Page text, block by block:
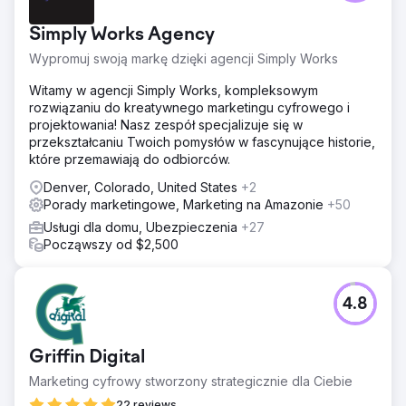
Simply Works Agency
Wypromuj swoją markę dzięki agencji Simply Works
Witamy w agencji Simply Works, kompleksowym
rozwiązaniu do kreatywnego marketingu cyfrowego i
projektowania! Nasz zespół specjalizuje się w
przekształcaniu Twoich pomysłów w fascynujące historie,
które przemawiają do odbiorców.
Denver, Colorado, United States +2
Porady marketingowe, Marketing na Amazonie +50
Usługi dla domu, Ubezpieczenia +27
Począwszy od $2,500
Griffin Digital
Marketing cyfrowy stworzony strategicznie dla Ciebie
4.8